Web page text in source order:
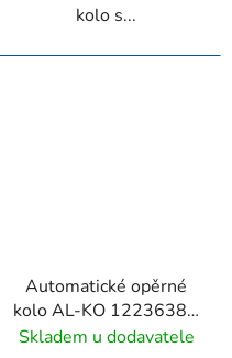
kolo s...
Automatické opěrné
kolo AL-KO 1223638 s
rukojetí 500 kg 60 mm
Skladem u dodavatele